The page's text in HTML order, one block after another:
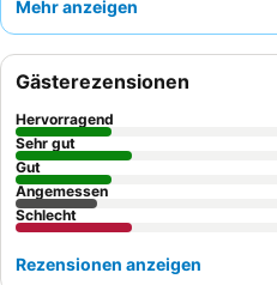
Tag bietet. Gäste loben stets das
Hilfsbereitschaft. Für ein
Zimmer in einerhöheren Etage
anzufragen.
Mehr anzeigen
Gästerezensionen
Hervorragend
Sehr gut
Gut
Angemessen
Schlecht
Rezensionen anzeigen